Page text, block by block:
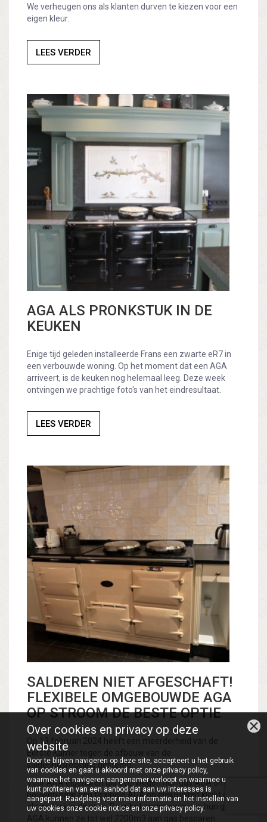
We verheugen ons als klanten durven te kiezen voor een
eigen kleur.
LEES VERDER
AGA ALS PRONKSTUK IN DE
KEUKEN
Enige tijd geleden installeerde Frans een zwarte eR7 in
een verbouwde woning. Op het moment dat een AGA
arriveert, is de keuken nog helemaal leeg. Deze week
ontvingen we prachtige foto's van het eindresultaat.
LEES VERDER
SALDEREN NIET AFGESCHAFT!
FLEXIBELE OMGEBOUWDE AGA
OP STROOM DE BESTE OPTIE
Op 13 februari 2024 heeft een meerderheid van de
Eerste Kamer tegen de afbouw van de
salderingsregeling gestemd.
Voor AGA eigenaren die overwegen hun gas AGA om te
bouwen naar een flexibele AGA op elektriciteit klinkt dit
als muziek in de oren. Door het ombouwen van hun gas
AGA kunnen ze tot wel 2200m3 aan gas besparen.
Over cookies en privacy op deze
website
Door te blijven navigeren op deze site, accepteert u het gebruik
van cookies en gaat u akkoord met onze privacy policy,
waarmee het navigeren aangenamer verloopt en waarmee u
kunt profiteren van een aanbod dat aan uw interesses is
aangepast. Raadpleeg voor meer informatie en het instellen van
uw cookies onze cookie notice en onze privacy policy.